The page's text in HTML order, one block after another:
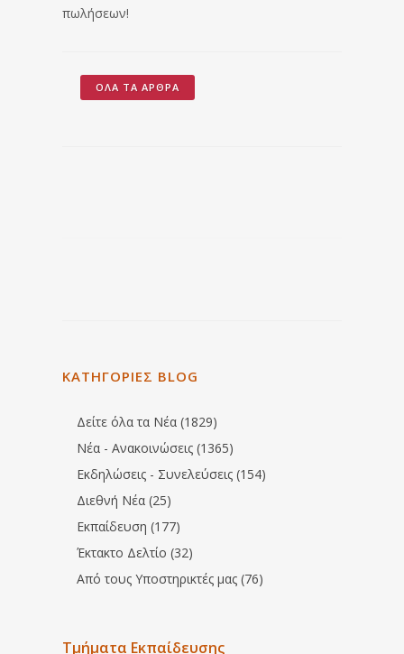
πωλήσεων!
ΌΛΑ ΤΑ ΆΡΘΡΑ
ΚΑΤΗΓΟΡΙΕΣ BLOG
Δείτε όλα τα Νέα (1829)
Νέα - Ανακοινώσεις (1365)
Εκδηλώσεις - Συνελεύσεις (154)
Διεθνή Νέα (25)
Εκπαίδευση (177)
Έκτακτο Δελτίο (32)
Από τους Υποστηρικτές μας (76)
Τμήματα Εκπαίδευσης